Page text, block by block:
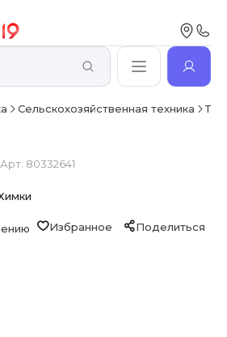
Сельскохозяйственная техника
Арт. 80332641
Избранное Поделиться